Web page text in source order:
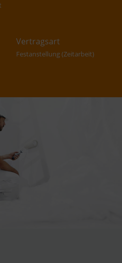
Vertragsart
Festanstellung (Zeitarbeit)